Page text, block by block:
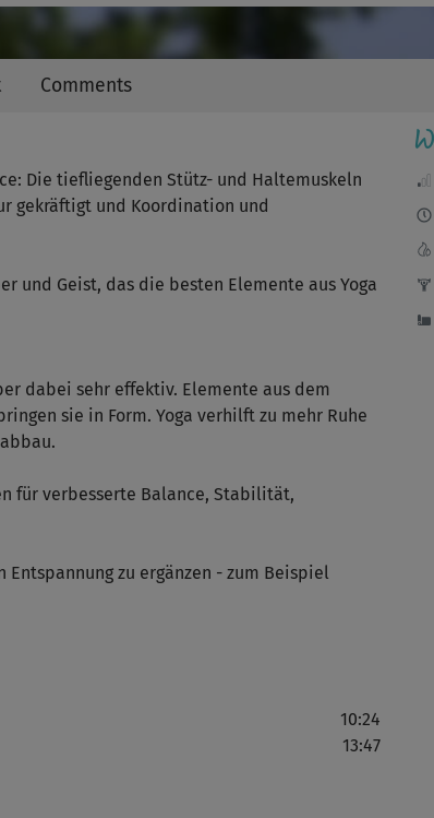
A
K
Comments
Die tiefliegenden Stütz- und Haltemuskeln
gekräftigt und Koordination und
und Geist, das die besten Elemente aus Yoga
dabei sehr effektiv. Elemente aus dem
sie in Form. Yoga verhilft zu mehr Ruhe
für verbesserte Balance, Stabilität,
zu ergänzen - zum Beispiel
10:24
13:47